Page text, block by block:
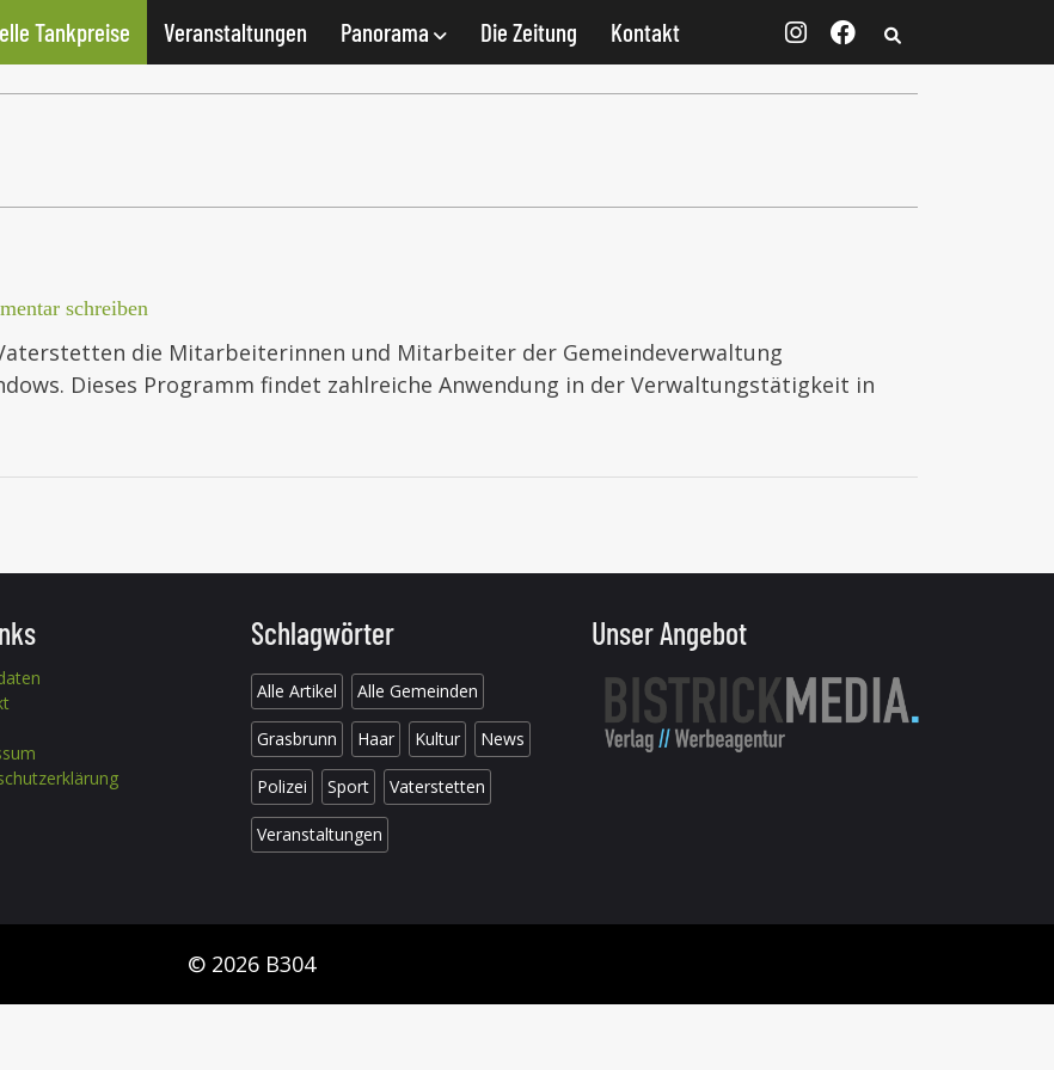
Tankpreise Veranstaltungen Panorama Die Zeitung Kontakt
schreiben
die Mitarbeiterinnen und Mitarbeiter der Gemeindeverwaltung
Dieses Programm findet zahlreiche Anwendung in der Verwaltungstätigkeit in
Schlagwörter
Alle Artikel Alle Gemeinden
Grasbrunn Haar Kultur News
Polizei Sport Vaterstetten
Veranstaltungen
Unser Angebot
© 2026 B304